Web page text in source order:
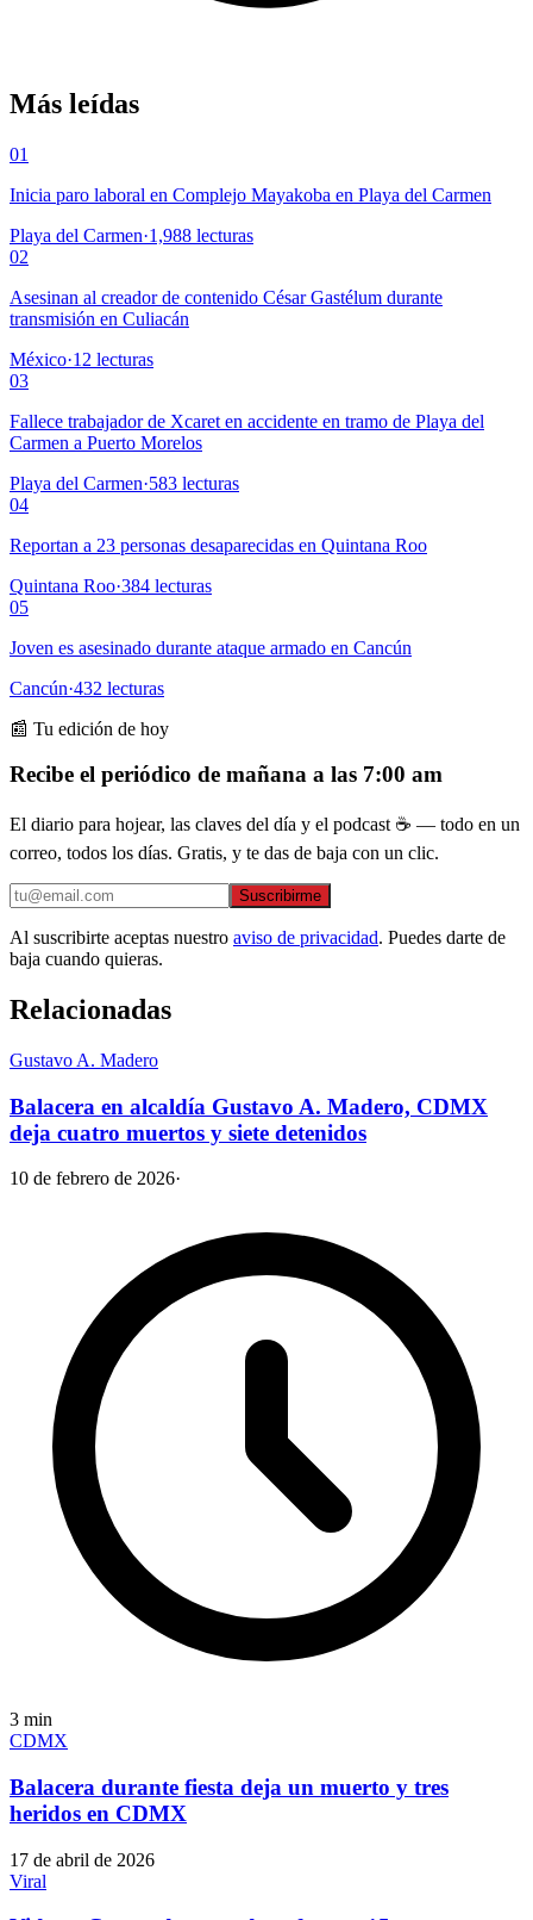
Más leídas
01
Inicia paro laboral en Complejo Mayakoba en Playa del Carmen
Playa del Carmen·1,988 lecturas
02
Asesinan al creador de contenido César Gastélum durante
transmisión en Culiacán
México·12 lecturas
03
Fallece trabajador de Xcaret en accidente en tramo de Playa del
Carmen a Puerto Morelos
Playa del Carmen·583 lecturas
04
Reportan a 23 personas desaparecidas en Quintana Roo
Quintana Roo·384 lecturas
05
Joven es asesinado durante ataque armado en Cancún
Cancún·432 lecturas
📰 Tu edición de hoy
Recibe el periódico de mañana a las 7:00 am
El diario para hojear, las claves del día y el podcast ☕ — todo en un
correo, todos los días. Gratis, y te das de baja con un clic.
Suscribirme
Al suscribirte aceptas nuestro aviso de privacidad. Puedes darte de
baja cuando quieras.
Relacionadas
Gustavo A. Madero
Balacera en alcaldía Gustavo A. Madero, CDMX
deja cuatro muertos y siete detenidos
10 de febrero de 2026·
3 min
CDMX
Balacera durante fiesta deja un muerto y tres
heridos en CDMX
17 de abril de 2026
Viral